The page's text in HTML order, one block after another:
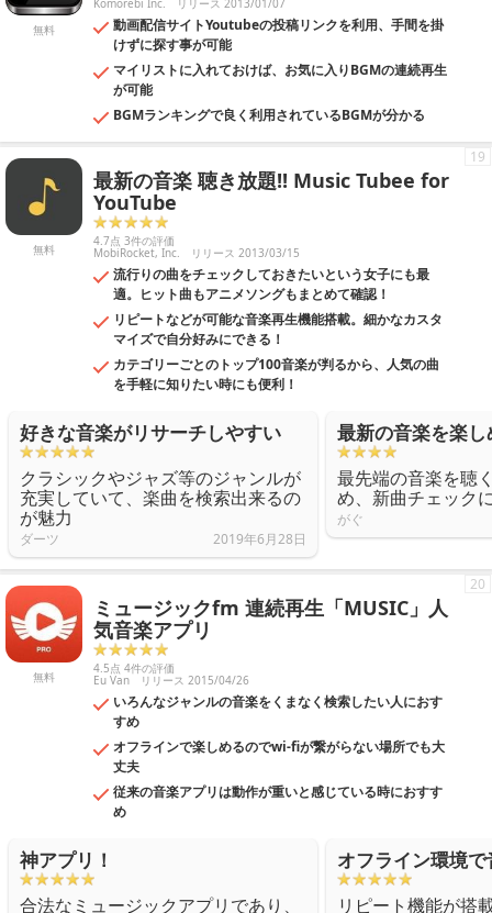
無料
Komorebi Inc. リリース 2013/01/07
動画配信サイトYoutubeの投稿リンクを利用、手間を掛
けずに探す事が可能
マイリストに入れておけば、お気に入りBGMの連続再生
が可能
BGMランキングで良く利用されているBGMが分かる
無料
最新の音楽 聴き放題!! Music Tubee for
YouTube
4.7点 3件の評価
MobiRocket, Inc. リリース 2013/03/15
流行りの曲をチェックしておきたいという女子にも最
適。ヒット曲もアニメソングもまとめて確認！
リピートなどが可能な音楽再生機能搭載。細かなカスタ
マイズで自分好みにできる！
カテゴリーごとのトップ100音楽が判るから、人気の曲
を手軽に知りたい時にも便利！
19
好きな音楽がリサーチしやすい
クラシックやジャズ等のジャンルが
充実していて、楽曲を検索出来るの
が魅力
ダーツ 2019年6月28日
最新の音楽を楽し
最先端の音楽を聴
め、新曲チェック
がぐ
無料
ミュージックfm 連続再生「MUSIC」人
気音楽アプリ
4.5点 4件の評価
Eu Van リリース 2015/04/26
いろんなジャンルの音楽をくまなく検索したい人におす
すめ
オフラインで楽しめるのでwi-fiが繋がらない場所でも大
丈夫​
従来の音楽アプリは動作が重いと感じている時におすす
め
20
神アプリ！
合法なミュージックアプリであり、
オフライン環境
リピート機能が搭